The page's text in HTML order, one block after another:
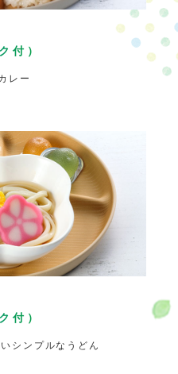
付）
レー
付）
シンプルなうどん